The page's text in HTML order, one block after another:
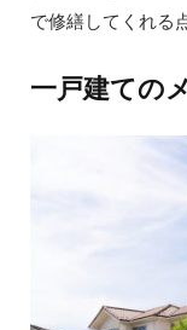
で修繕してくれる
一戸建ての